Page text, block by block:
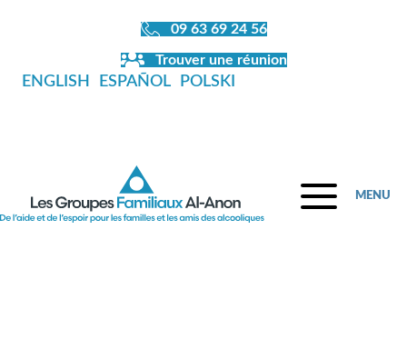
09 63 69 24 56
Trouver une réunion
ENGLISH ESPAÑOL POLSKI
MENU